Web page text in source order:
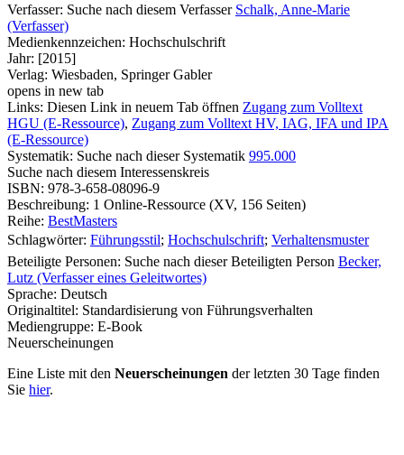
Verfasser: Suche nach diesem Verfasser Schalk, Anne-Marie
(Verfasser)
Medienkennzeichen: Hochschulschrift
Jahr: [2015]
Verlag: Wiesbaden, Springer Gabler
opens in new tab
Links: Diesen Link in neuem Tab öffnen Zugang zum Volltext
HGU (E-Ressource), Zugang zum Volltext HV, IAG, IFA und IPA
(E-Ressource)
Systematik: Suche nach dieser Systematik 995.000
Suche nach diesem Interessenskreis
ISBN: 978-3-658-08096-9
Beschreibung: 1 Online-Ressource (XV, 156 Seiten)
Reihe: BestMasters
Schlagwörter: Führungsstil; Hochschulschrift; Verhaltensmuster
Beteiligte Personen: Suche nach dieser Beteiligten Person Becker,
Lutz (Verfasser eines Geleitwortes)
Sprache: Deutsch
Originaltitel: Standardisierung von Führungsverhalten
Mediengruppe: E-Book
Neuerscheinungen
Eine Liste mit den Neuerscheinungen der letzten 30 Tage finden
Sie hier.